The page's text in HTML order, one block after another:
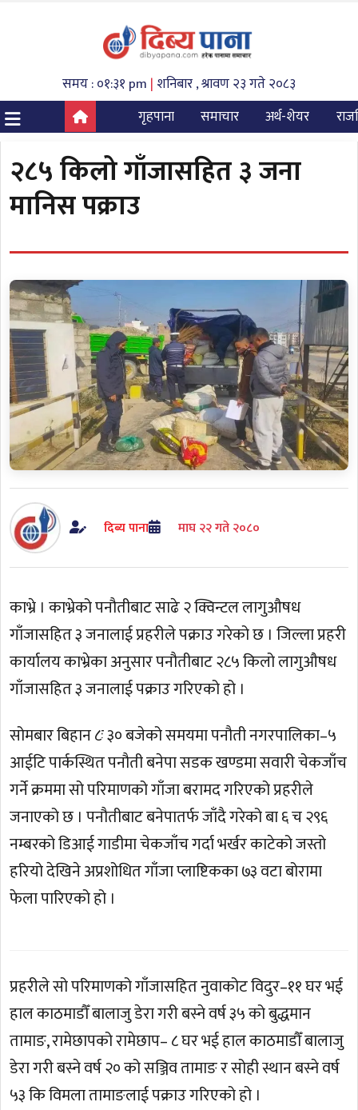
समय : ०१:३१ pm | शनिबार , श्रावण २३ गते २०८३
गृहपाना
समाचार अर्थ-शेयर
२८५ किलो गाँजासहित ३ जना
मानिस पक्राउ
दिब्य पाना माघ २२ गते २०८०
काभ्रे । काभ्रेको पनौतीबाट साढे २ क्विन्टल लागुऔषध
गाँजासहित ३ जनालाई प्रहरीले पक्राउ गरेको छ । जिल्ला प्रहरी
कार्यालय काभ्रेका अनुसार पनौतीबाट २८५ किलो लागुऔषध
गाँजासहित ३ जनालाई पक्राउ गरिएको हो ।
सोमबार बिहान ८ः ३० बजेको समयमा पनौती नगरपालिका–५
आईटि पार्कस्थित पनौती बनेपा सडक खण्डमा सवारी चेकजाँच
गर्ने क्रममा सो परिमाणको गाँजा बरामद गरिएको प्रहरीले
जनाएको छ । पनौतीबाट बनेपातर्फ जाँदै गरेको बा ६ च २९६
नम्बरको डिआई गाडीमा चेकजाँच गर्दा भर्खर काटेको जस्तो
हरियो देखिने अप्रशोधित गाँजा प्लाष्टिकका ७३ वटा बोरामा
फेला पारिएको हो ।
प्रहरीले सो परिमाणको गाँजासहित नुवाकोट विदुर–११ घर भई
हाल काठमाडौँ बालाजु डेरा गरी बस्ने वर्ष ३५ को बुद्धमान
तामाङ, रामेछापको रामेछाप– ८ घर भई हाल काठमाडौँ बालाजु
डेरा गरी बस्ने वर्ष २० को सञ्जिव तामाङ र सोही स्थान बस्ने वर्ष
५३ कि विमला तामाङलाई पक्राउ गरिएको हो ।